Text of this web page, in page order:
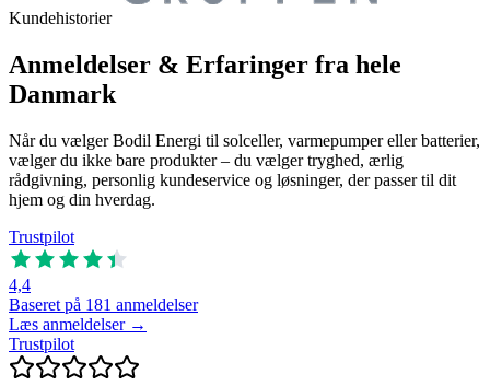
Kundehistorier
Anmeldelser & Erfaringer fra hele
Danmark
Når du vælger Bodil Energi til solceller, varmepumper eller batterier,
vælger du ikke bare produkter – du vælger tryghed, ærlig
rådgivning, personlig kundeservice og løsninger, der passer til dit
hjem og din hverdag.
Trustpilot
4,4
Baseret på 181 anmeldelser
Læs anmeldelser →
Trustpilot